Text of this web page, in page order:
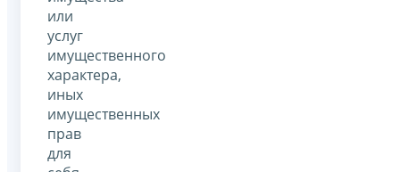
или
услуг
имущественного
характера,
иных
имущественных
прав
для